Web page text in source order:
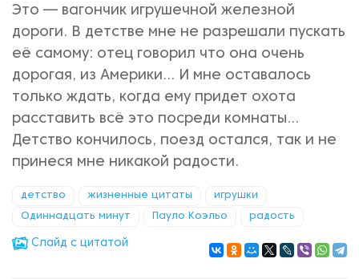
Это — вагончик игрушечной железной
дороги. В детстве мне не разрешали пускать
её самому: отец говорил что она очень
дорогая, из Америки... И мне оставалось
только ждать, когда ему придет охота
расставить всё это посреди комнаты...
Детство кончилось, поезд остался, так и не
принеся мне никакой радости.
детство жизненные цитаты игрушки
Одиннадцать минут Пауло Коэльо радость
Cлайд с цитатой